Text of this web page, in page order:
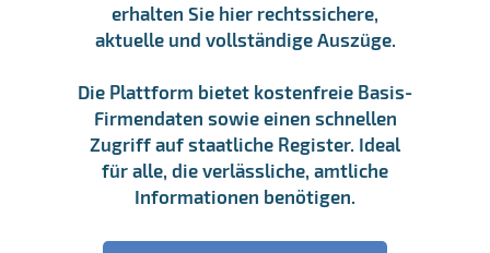
erhalten Sie hier rechtssichere,
aktuelle und vollständige Auszüge.
Die Plattform bietet kostenfreie Basis-
Firmendaten sowie einen schnellen
Zugriff auf staatliche Register. Ideal
für alle, die verlässliche, amtliche
Informationen benötigen.